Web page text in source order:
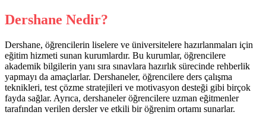
Dershane Nedir?
Dershane, öğrencilerin liselere ve üniversitelere hazırlanmaları için
eğitim hizmeti sunan kurumlardır. Bu kurumlar, öğrencilere
akademik bilgilerin yanı sıra sınavlara hazırlık sürecinde rehberlik
yapmayı da amaçlarlar. Dershaneler, öğrencilere ders çalışma
teknikleri, test çözme stratejileri ve motivasyon desteği gibi birçok
fayda sağlar. Ayrıca, dershaneler öğrencilere uzman eğitmenler
tarafından verilen dersler ve etkili bir öğrenim ortamı sunarlar.